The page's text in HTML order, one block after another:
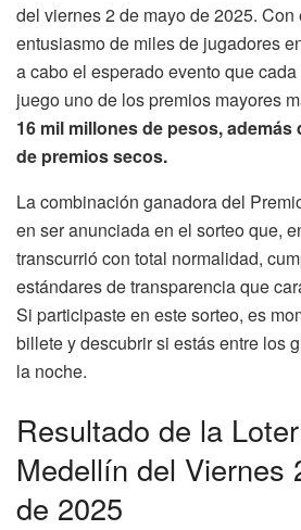
del viernes 2 de mayo de 2025. Con
entusiasmo de miles de jugadores
a cabo el esperado evento que
juego uno de los premios mayores
16 mil millones de pesos, además
de premios secos.
La combinación ganadora del
en ser anunciada en el sorteo que,
transcurrió con total normalidad,
estándares de transparencia que
Si participaste en este sorteo, es
billete y descubrir si estás entre los
la noche.
Resultado de la
Medellín del Viernes
de 2025